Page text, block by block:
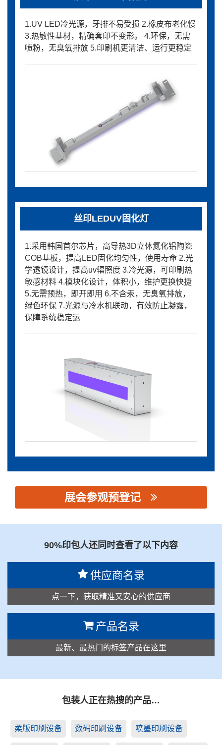
1.UV LED冷光源，牙排不易受损 2.橡皮布老化慢
3.热敏性基材，精确套印不变形。 4.环保，无需
喷粉，无臭氧排放 5.印刷机更清洁、运行更稳定
丝印LEDUV固化灯
1.采用韩国首尔芯片，高导热3D立体氮化铝陶瓷
COB基板，提高LED固化均匀性，使用寿命 2.光
学透镜设计，提高uv辐照度 3.冷光源，可印刷热
敏感材料 4.模块化设计，体积小，维护更换快捷
5.无需预热，即开即用 6.不含汞，无臭氧排放，
绿色环保 7.光源与冷水机联动，有效防止凝露，
保障系统稳定运
展会参观预登记
90%印包人还同时查看了以下内容
供应商名录
点一下，获取精准又安心的供应商
产品名录
最新、最热门的标签产品在这里
包装人正在热搜的产品…
柔版印刷设备 数码印刷设备 喷墨印刷设备